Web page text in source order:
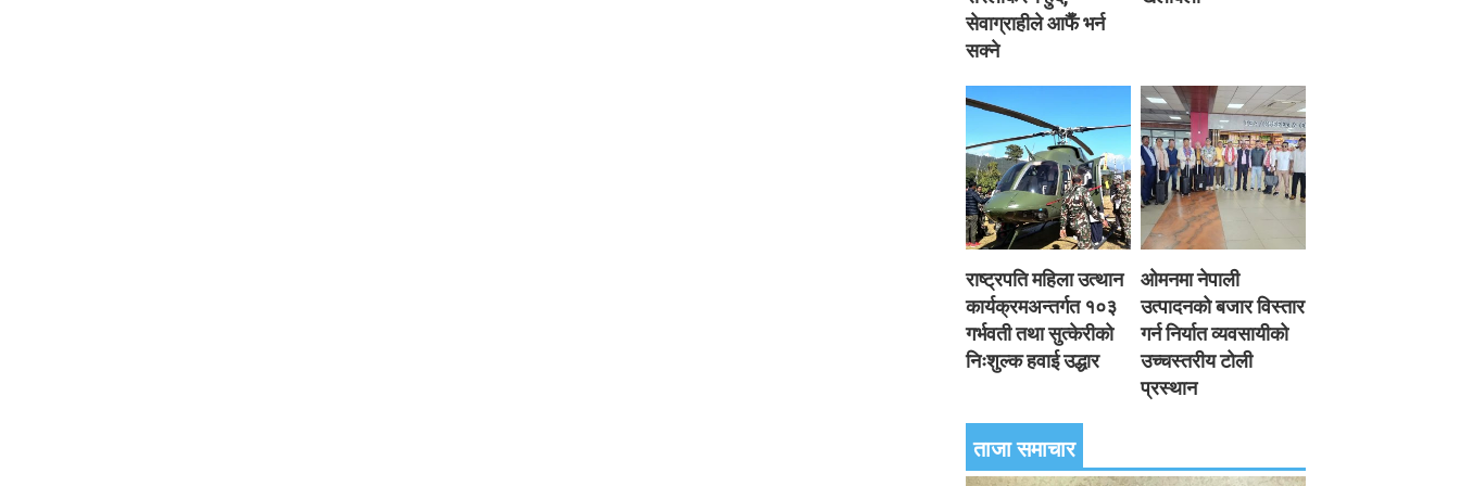
सेवाग्राहीले आफैँ भर्न
सक्ने
राष्ट्रपति महिला उत्थान
कार्यक्रमअन्तर्गत १०३
गर्भवती तथा सुत्केरीको
निःशुल्क हवाई उद्धार
ओमनमा नेपाली
उत्पादनको बजार विस्तार
गर्न निर्यात व्यवसायीको
उच्चस्तरीय टोली
प्रस्थान
ताजा समाचार